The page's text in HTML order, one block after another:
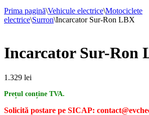
Prima pagină\Vehicule electrice\Motociclete
electrice\Surron\Incarcator Sur-Ron LBX
Incarcator Sur-Ron
1.329 lei
Prețul conține TVA.
Solicită postare pe SICAP: